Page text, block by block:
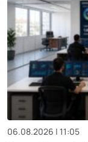
06.08.2026 | 11:05